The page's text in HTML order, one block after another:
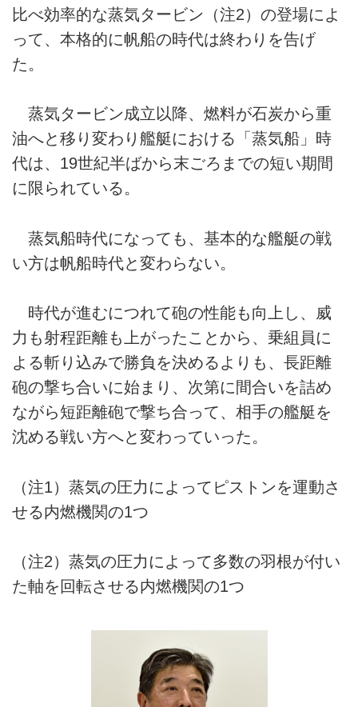
比べ効率的な蒸気タービン（注2）の登場によ
って、本格的に帆船の時代は終わりを告げ
た。
蒸気タービン成立以降、燃料が石炭から重
油へと移り変わり艦艇における「蒸気船」時
代は、19世紀半ばから末ごろまでの短い期間
に限られている。
蒸気船時代になっても、基本的な艦艇の戦
い方は帆船時代と変わらない。
時代が進むにつれて砲の性能も向上し、威
力も射程距離も上がったことから、乗組員に
よる斬り込みで勝負を決めるよりも、長距離
砲の撃ち合いに始まり、次第に間合いを詰め
ながら短距離砲で撃ち合って、相手の艦艇を
沈める戦い方へと変わっていった。
（注1）蒸気の圧力によってピストンを運動さ
せる内燃機関の1つ
（注2）蒸気の圧力によって多数の羽根が付い
た軸を回転させる内燃機関の1つ